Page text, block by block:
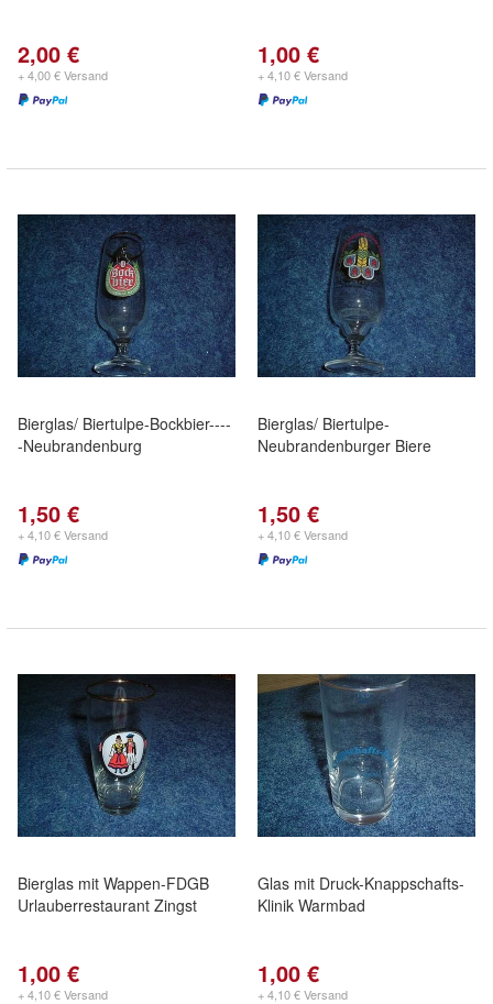
2,00 €
+ 4,00 € Versand
1,00 €
+ 4,10 € Versand
Bierglas/ Biertulpe-Bockbier----
-Neubrandenburg
1,50 €
+ 4,10 € Versand
Bierglas/ Biertulpe-
Neubrandenburger Biere
1,50 €
+ 4,10 € Versand
Bierglas mit Wappen-FDGB
Urlauberrestaurant Zingst
1,00 €
+ 4,10 € Versand
Glas mit Druck-Knappschafts-
Klinik Warmbad
1,00 €
+ 4,10 € Versand